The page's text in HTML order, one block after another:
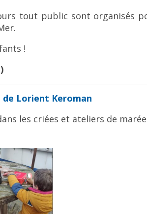
tout public sont organisés
!
de Lorient Keroman
les criées et ateliers de